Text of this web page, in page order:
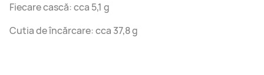
Fiecare cască: cca 5,1 g
Cutia de încărcare: cca 37,8 g